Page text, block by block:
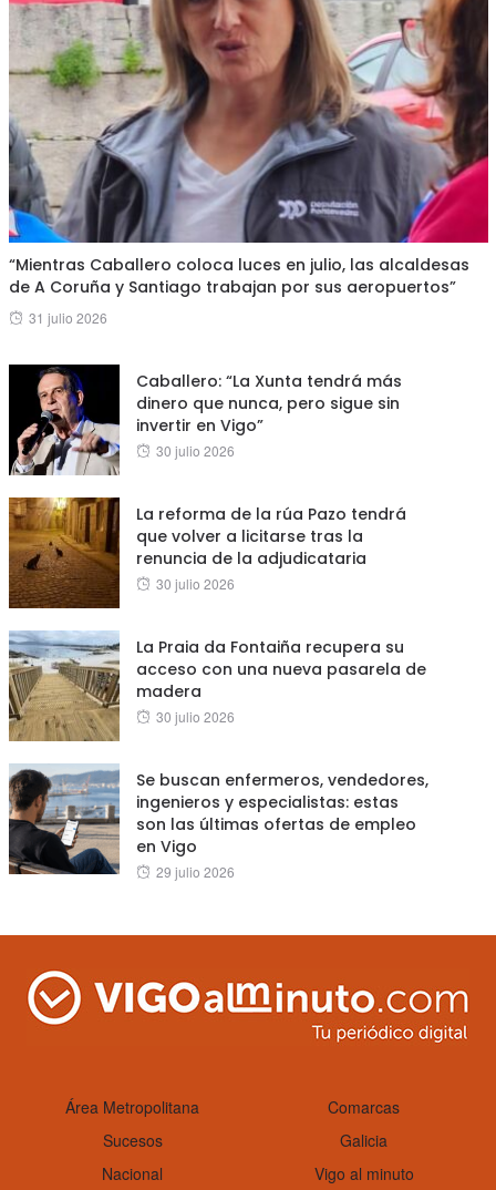
“Mientras Caballero coloca luces en julio, las alcaldesas
de A Coruña y Santiago trabajan por sus aeropuertos”
Posted
31 julio 2026
Caballero: “La Xunta tendrá más
dinero que nunca, pero sigue sin
invertir en Vigo”
Posted
30 julio 2026
La reforma de la rúa Pazo tendrá
que volver a licitarse tras la
renuncia de la adjudicataria
Posted
30 julio 2026
La Praia da Fontaiña recupera su
acceso con una nueva pasarela de
madera
Posted
30 julio 2026
Se buscan enfermeros, vendedores,
ingenieros y especialistas: estas
son las últimas ofertas de empleo
en Vigo
Posted
29 julio 2026
Área Metropolitana
Comarcas
Sucesos
Galicia
Nacional
Vigo al minuto